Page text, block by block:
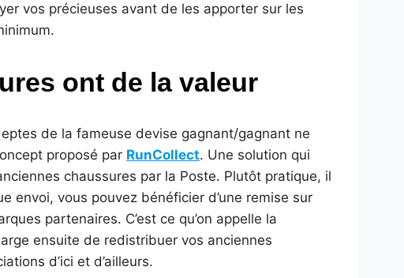
vos précieuses avant de les apporter sur les
ont de la valeur
de la fameuse devise gagnant/gagnant ne
proposé par RunCollect. Une solution qui
chaussures par la Poste. Plutôt pratique, il
envoi, vous pouvez bénéficier d’une remise sur
partenaires. C’est ce qu’on appelle la
ensuite de redistribuer vos anciennes
d’ici et d’ailleurs.